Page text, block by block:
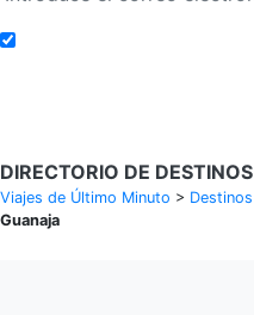
DIRECTORIO DE DESTINOS
Viajes de Último Minuto > Destinos
Guanaja